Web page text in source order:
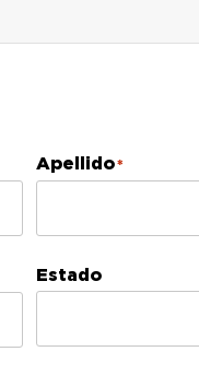
Apellido*
Estado